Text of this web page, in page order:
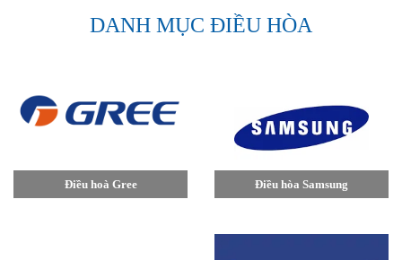
DANH MỤC ĐIỀU HÒA
Điều hoà Gree Điều hòa Samsung